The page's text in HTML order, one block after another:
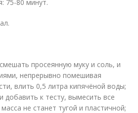
75-80 минут.
просеянную муку и соль, и
непрерывно помешивая
влить 0,5 литра кипячёной воды;
добавить к тесту, вымесить все
не станет тугой и пластичной;